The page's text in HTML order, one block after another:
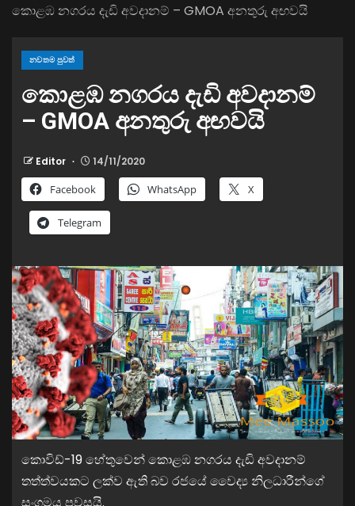
කොළඹ නගරය දැඩි අවදානම් – GMOA අනතුරු අඟවයි
නවතම පුවත්
කොළඹ නගරය දැඩි අවදානම්
– GMOA අනතුරු අඟවයි
Editor 14/11/2020
Facebook WhatsApp X
Telegram
කොවිඩ්-19 හේතුවෙන් කොළඹ නගරය දැඩි අවදානම්
තත්ත්වයකට ලක්ව ඇති බව රජයේ වෛද්‍ය නිලධාරීන්ගේ
සංගමය පවසයි.